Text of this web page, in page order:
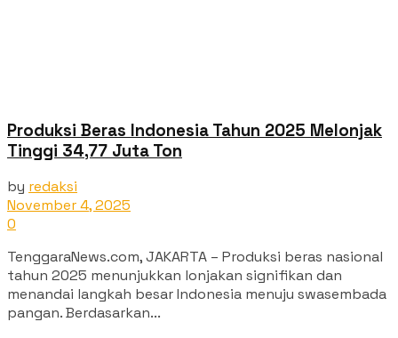
Produksi Beras Indonesia Tahun 2025 Melonjak
Tinggi 34,77 Juta Ton
by redaksi
November 4, 2025
0
TenggaraNews.com, JAKARTA – Produksi beras nasional
tahun 2025 menunjukkan lonjakan signifikan dan
menandai langkah besar Indonesia menuju swasembada
pangan. Berdasarkan...